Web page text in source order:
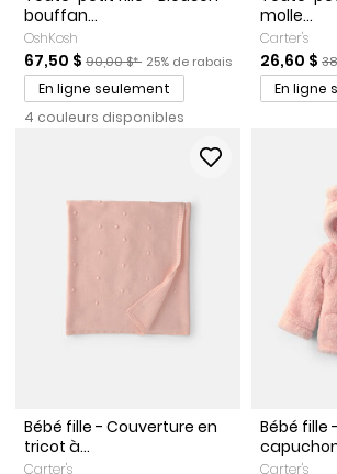
bouffan...
OshKosh
Prix de solde
67,50 $ Prix ​​de détail suggéré par le fabricant
90,00 $* Pourcentage de rabais
25% de rabais
En ligne seulement
4 couleurs disponibles
molle...
Carter's
Prix de
26,60 $
En ligne
Bébé fille - Couverture en
tricot à...
Carter's
Bébé fille
Carter's